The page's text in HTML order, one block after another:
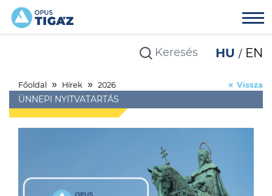
HU EN
Főoldal Hírek 2026
ÜNNEPI NYITVATARTÁS
Vissza